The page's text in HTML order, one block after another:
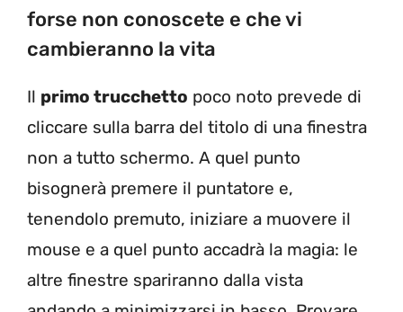
forse non conoscete e che vi
cambieranno la vita
Il primo trucchetto poco noto prevede di
cliccare sulla barra del titolo di una finestra
non a tutto schermo. A quel punto
bisognerà premere il puntatore e,
tenendolo premuto, iniziare a muovere il
mouse e a quel punto accadrà la magia: le
altre finestre spariranno dalla vista